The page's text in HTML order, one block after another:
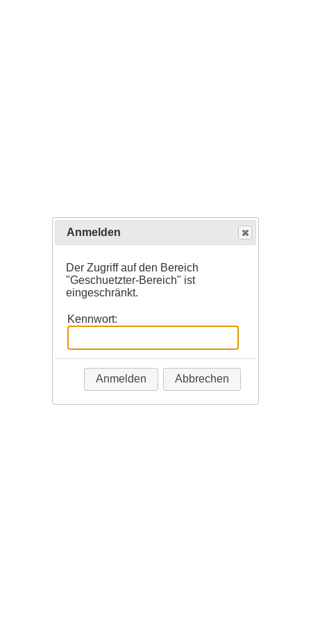
Anmelden
Der Zugriff auf den Bereich
"Geschuetzter-Bereich" ist
eingeschränkt.
Kennwort:
Anmelden Abbrechen